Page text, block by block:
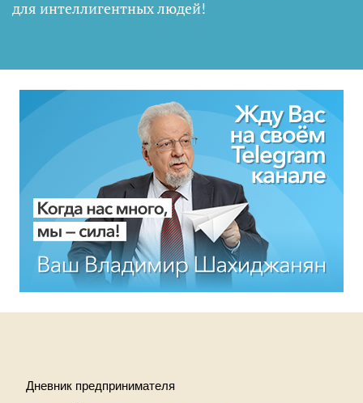
для интеллигентных людей!
Дневник предпринимателя